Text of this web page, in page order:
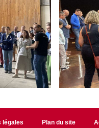
légales Plan du site